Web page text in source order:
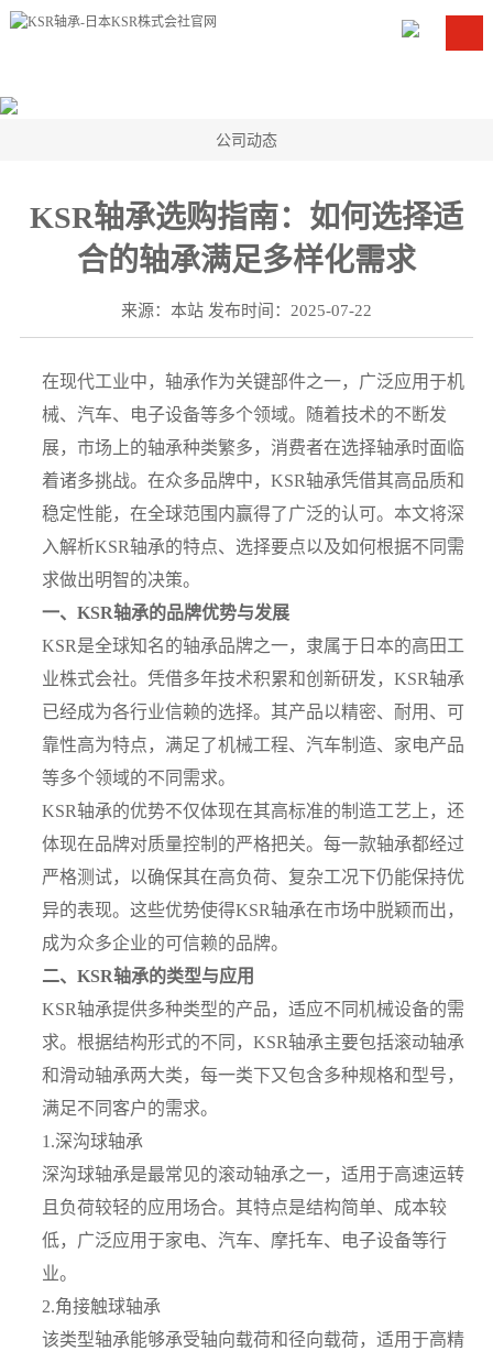
公司动态
KSR轴承选购指南：如何选择适
合的轴承满足多样化需求
来源：本站 发布时间：2025-07-22
在现代工业中，轴承作为关键部件之一，广泛应用于机
械、汽车、电子设备等多个领域。随着技术的不断发
展，市场上的轴承种类繁多，消费者在选择轴承时面临
着诸多挑战。在众多品牌中，KSR轴承凭借其高品质和
稳定性能，在全球范围内赢得了广泛的认可。本文将深
入解析KSR轴承的特点、选择要点以及如何根据不同需
求做出明智的决策。
一、KSR轴承的品牌优势与发展
KSR是全球知名的轴承品牌之一，隶属于日本的高田工
业株式会社。凭借多年技术积累和创新研发，KSR轴承
已经成为各行业信赖的选择。其产品以精密、耐用、可
靠性高为特点，满足了机械工程、汽车制造、家电产品
等多个领域的不同需求。
KSR轴承的优势不仅体现在其高标准的制造工艺上，还
体现在品牌对质量控制的严格把关。每一款轴承都经过
严格测试，以确保其在高负荷、复杂工况下仍能保持优
异的表现。这些优势使得KSR轴承在市场中脱颖而出，
成为众多企业的可信赖的品牌。
二、KSR轴承的类型与应用
KSR轴承提供多种类型的产品，适应不同机械设备的需
求。根据结构形式的不同，KSR轴承主要包括滚动轴承
和滑动轴承两大类，每一类下又包含多种规格和型号，
满足不同客户的需求。
1.深沟球轴承
深沟球轴承是最常见的滚动轴承之一，适用于高速运转
且负荷较轻的应用场合。其特点是结构简单、成本较
低，广泛应用于家电、汽车、摩托车、电子设备等行
业。
2.角接触球轴承
该类型轴承能够承受轴向载荷和径向载荷，适用于高精